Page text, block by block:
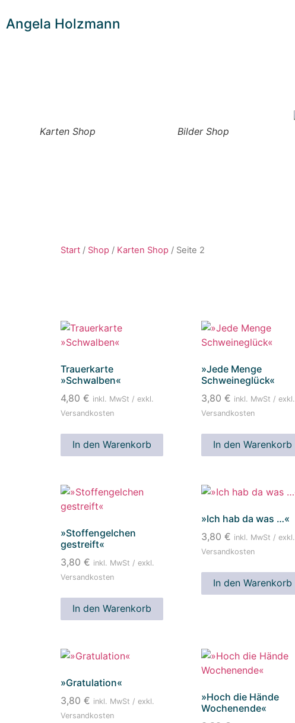
Angela Holzmann
Karten Shop Bilder Shop
Start / Shop / Karten Shop / Seite 2
Trauerkarte
»Schwalben«
4,80 € inkl. MwSt / exkl.
Versandkosten
In den Warenkorb
»Jede Menge
Schweineglück«
3,80 € inkl. MwSt / exkl.
Versandkosten
In den Warenkorb
»Stoffengelchen
gestreift«
3,80 € inkl. MwSt / exkl.
Versandkosten
In den Warenkorb
»Ich hab da was …«
3,80 € inkl. MwSt / exkl.
Versandkosten
In den Warenkorb
»Gratulation«
3,80 € inkl. MwSt / exkl.
Versandkosten
»Hoch die Hände
Wochenende«